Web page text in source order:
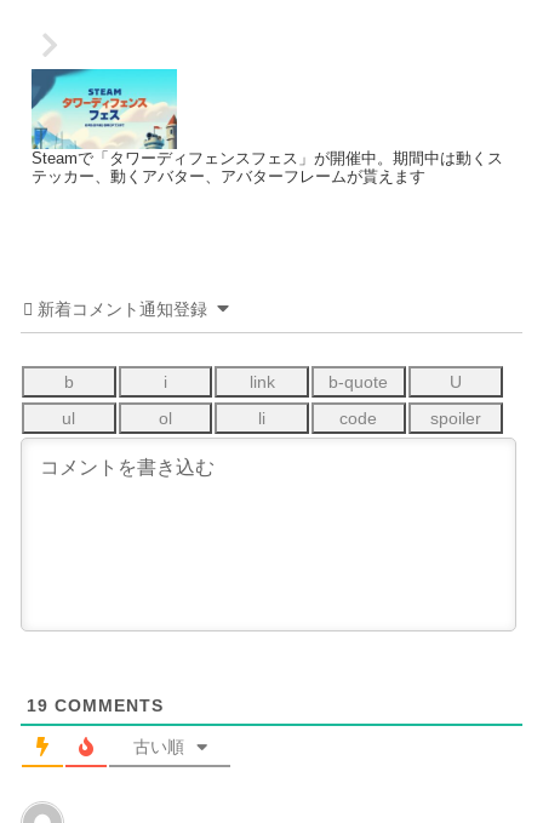
Steamで「タワーディフェンスフェス」が開催中。期間中は動くス
テッカー、動くアバター、アバターフレームが貰えます
新着コメント通知登録
19 COMMENTS
古い順